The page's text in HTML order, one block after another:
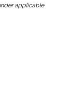
applicable